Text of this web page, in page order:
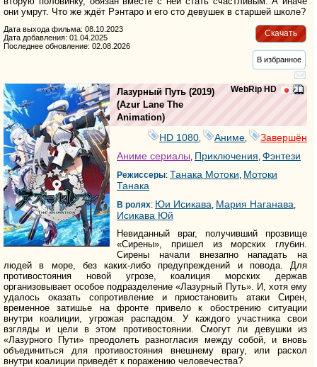
они умрут. Что же ждёт Рэнтаро и его сто девушек в старшей школе?
Скачать
Дата выхода фильма: 08.10.2023
Дата добавления: 01.04.2025
Последнее обновление: 02.08.2026
В избранное
WebRip HD
Лазурный Путь (2019)
(Azur Lane The
Animation)
HD 1080 Аниме
Завершён
Аниме сериалы Приключения Фэнтези
Режиссеры: Танака Мотоки Мотоки
Танака
В ролях: Юи Исикава Мария Наганава
Исикава Юй
Невиданный враг, получивший прозвище
«Сирены», пришел из морских глубин.
Сирены начали внезапно нападать на
людей в море, без каких-либо предупреждений и повода. Для
противостояния новой угрозе, коалиция морских держав
организовывает особое подразделение «Лазурный Путь». И, хотя ему
удалось оказать сопротивление и приостановить атаки Сирен,
временное затишье на фронте привело к обострению ситуации
внутри коалиции, угрожая распадом. У каждого участника свои
взгляды и цели в этом противостоянии. Смогут ли девушки из
«Лазурного Пути» преодолеть разногласия между собой, и вновь
объединиться для противостояния внешнему врагу, или раскол
внутри коалиции приведёт к поражению человечества?